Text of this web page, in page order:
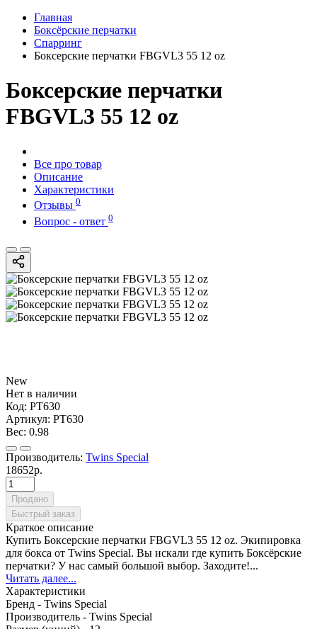
Главная
Боксёрские перчатки
Спарринг
Боксерские перчатки FBGVL3 55 12 oz
Боксерские перчатки
FBGVL3 55 12 oz
Все про товар
Описание
Характеристики
Отзывы 0
Вопрос - ответ 0
New
Нет в наличии
Код: PT630
Артикул: PT630
Вес: 0.98
Производитель: Twins Special
18652р.
Продано
Быстрый заказ
Краткое описание
Купить Боксерские перчатки FBGVL3 55 12 oz. Экипировка
для бокса от Twins Special. Вы искали где купить Боксёрские
перчатки? У нас самый большой выбор. Заходите!...
Читать далее...
Характеристики
Бренд - Twins Special
Производитель - Twins Special